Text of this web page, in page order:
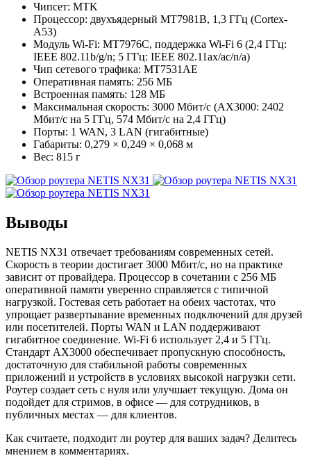
Чипсет: MTK
Процессор: двухъядерный MT7981B, 1,3 ГГц (Cortex-
A53)
Модуль Wi-Fi: MT7976C, поддержка Wi-Fi 6 (2,4 ГГц:
IEEE 802.11b/g/n; 5 ГГц: IEEE 802.11ax/ac/n/a)
Чип сетевого трафика: MT7531AE
Оперативная память: 256 МБ
Встроенная память: 128 МБ
Максимальная скорость: 3000 Мбит/с (AX3000: 2402
Мбит/с на 5 ГГц, 574 Мбит/с на 2,4 ГГц)
Порты: 1 WAN, 3 LAN (гигабитные)
Габариты: 0,279 × 0,249 × 0,068 м
Вес: 815 г
Выводы
NETIS NX31 отвечает требованиям современных сетей.
Скорость в теории достигает 3000 Мбит/с, но на практике
зависит от провайдера. Процессор в сочетании с 256 МБ
оперативной памяти уверенно справляется с типичной
нагрузкой. Гостевая сеть работает на обеих частотах, что
упрощает развертывание временных подключений для друзей
или посетителей. Порты WAN и LAN поддерживают
гигабитное соединение. Wi-Fi 6 использует 2,4 и 5 ГГц.
Стандарт AX3000 обеспечивает пропускную способность,
достаточную для стабильной работы современных
приложений и устройств в условиях высокой нагрузки сети.
Роутер создает сеть с нуля или улучшает текущую. Дома он
подойдет для стримов, в офисе — для сотрудников, в
публичных местах — для клиентов.
Как считаете, подходит ли роутер для ваших задач? Делитесь
мнением в комментариях.